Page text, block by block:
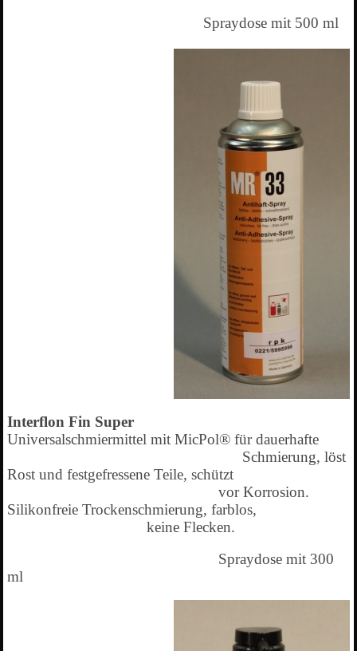
Spraydose mit 500 ml
Interflon Fin Super
Universalschmiermittel mit MicPol® für dauerhafte
Schmierung, löst
Rost und festgefressene Teile, schützt
vor Korrosion.
Silikonfreie Trockenschmierung, farblos,
keine Flecken.
Spraydose mit 300
ml